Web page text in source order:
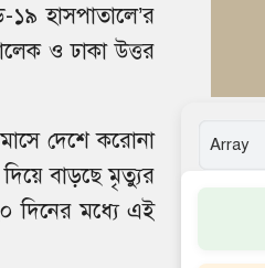
১৯ হাসপাতালে’র
ও ঢাকা উত্তর
দেশে করোনা
বাড়ছে মৃত্যুর
২০ দিনের মধ্যে এই